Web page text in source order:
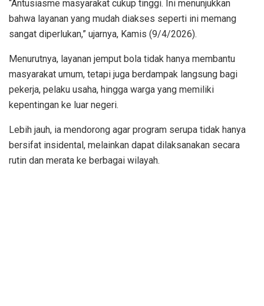
“Antusiasme masyarakat cukup tinggi. Ini menunjukkan
bahwa layanan yang mudah diakses seperti ini memang
sangat diperlukan,” ujarnya, Kamis (9/4/2026).
Menurutnya, layanan jemput bola tidak hanya membantu
masyarakat umum, tetapi juga berdampak langsung bagi
pekerja, pelaku usaha, hingga warga yang memiliki
kepentingan ke luar negeri.
Lebih jauh, ia mendorong agar program serupa tidak hanya
bersifat insidental, melainkan dapat dilaksanakan secara
rutin dan merata ke berbagai wilayah.